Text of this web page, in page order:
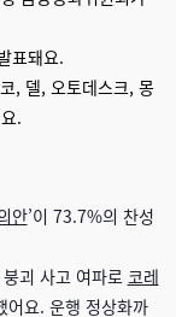
표돼요.
, 델, 오토데스크, 몽
.
안’이 73.7%의 찬성
괴 사고 여파로 코레
어요. 운행 정상화까